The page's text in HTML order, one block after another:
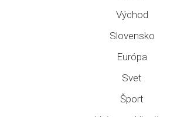
Východ
Slovensko
Európa
Svet
Šport